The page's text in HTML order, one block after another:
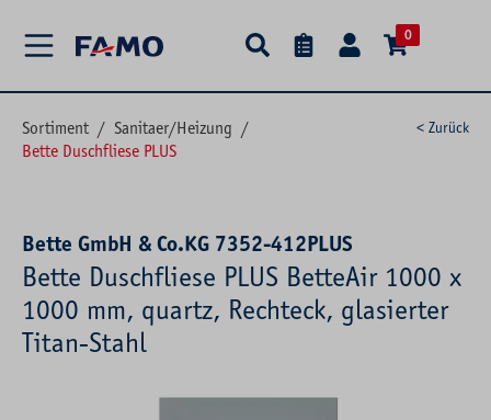
0
Sortiment / Sanitaer/Heizung /
Bette Duschfliese PLUS
< Zurück
Bette GmbH & Co.KG 7352-412PLUS
Bette Duschfliese PLUS BetteAir 1000 x
1000 mm, quartz, Rechteck, glasierter
Titan-Stahl